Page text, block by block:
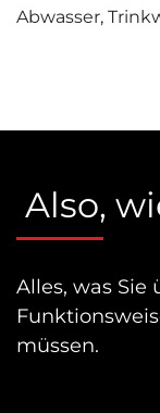
Abwasser,
Also,
Alles, was Sie
müssen.